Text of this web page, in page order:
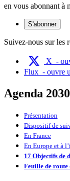
en vous abonnant à
S'abonner
Suivez-nous sur les
X -
Flux - ouvre
Agenda 2030
Présentation
Dispositif de
En France
En Europe et à
17 Objectifs de
Feuille de route